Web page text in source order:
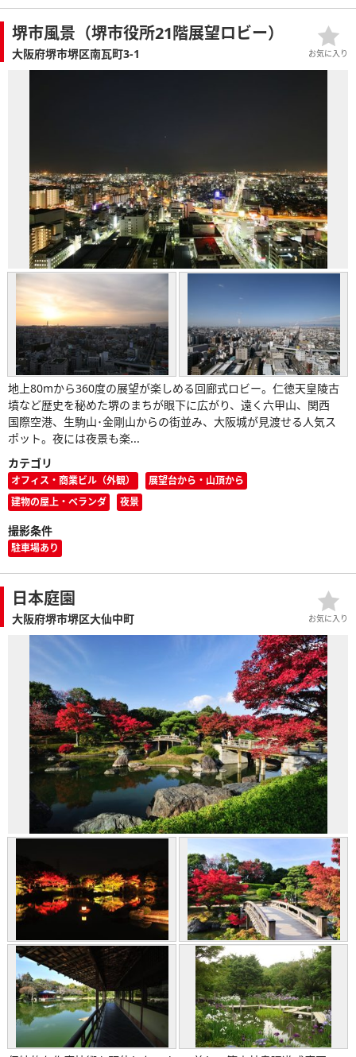
堺市風景（堺市役所21階展望ロビー）
大阪府堺市堺区南瓦町3-1
地上80mから360度の展望が楽しめる回廊式ロビー。仁徳天皇陵古
墳など歴史を秘めた堺のまちが眼下に広がり、遠く六甲山、関西
国際空港、生駒山･金剛山からの街並み、大阪城が見渡せる人気ス
ポット。夜には夜景も楽...
カテゴリ
オフィス・商業ビル（外観）
展望台から・山頂から
建物の屋上・ベランダ
夜景
撮影条件
駐車場あり
お気に入り
日本庭園
大阪府堺市堺区大仙中町 お気に入り